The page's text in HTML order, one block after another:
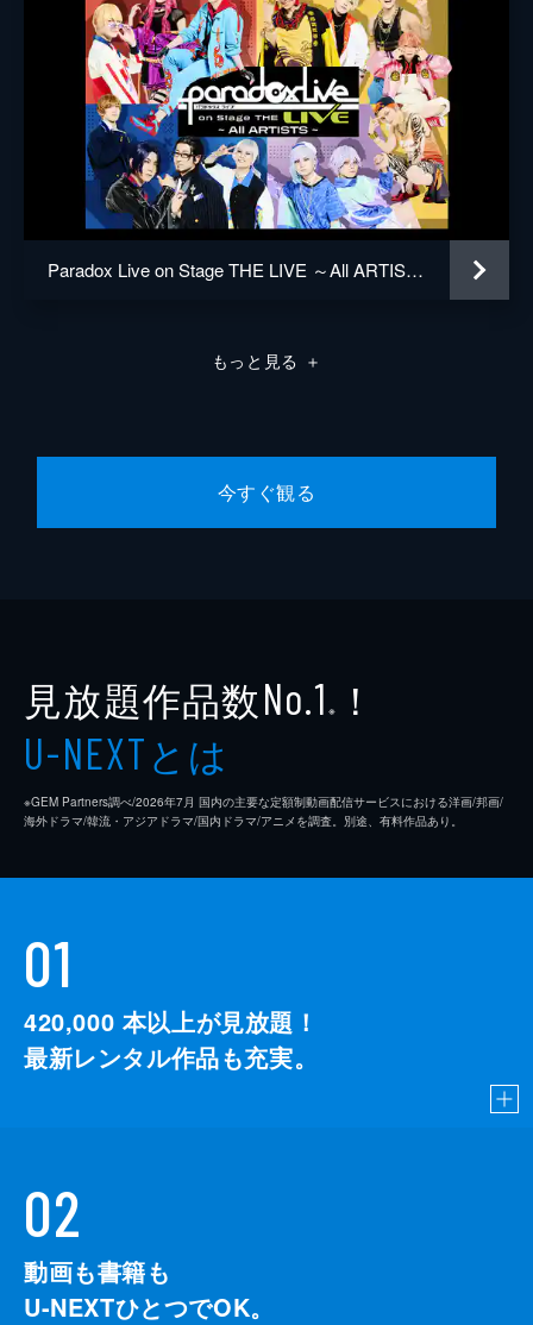
Paradox Live on Stage THE LIVE ～All ARTISTS～
もっと見る ＋
今すぐ観る
見放題作品数No.1 ※ ！
U-NEXTとは
※GEM Partners調べ/2026年7⽉ 国内の主要な定額制動画配信サービスにおける洋画/邦画/
海外ドラマ/韓流・アジアドラマ/国内ドラマ/アニメを調査。別途、有料作品あり。
01
420,000 本以上が見放題！
最新レンタル作品も充実。
02
動画も書籍も
U-NEXTひとつでOK。